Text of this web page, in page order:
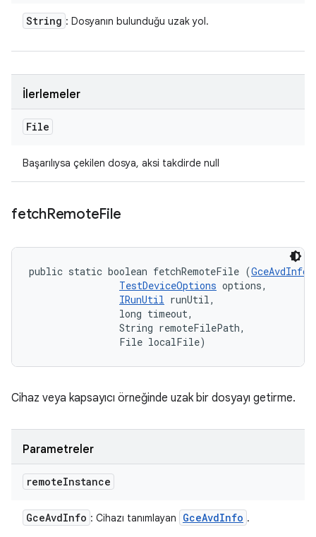
String : Dosyanın bulunduğu uzak yol.
İlerlemeler
File
Başarılıysa çekilen dosya, aksi takdirde null
fetchRemoteFile
public static boolean fetchRemoteFile (GceAvdInfo
TestDeviceOptions options,
IRunUtil runUtil,
                long timeout,
                String remoteFilePath,
                File localFile)
Cihaz veya kapsayıcı örneğinde uzak bir dosyayı getirme.
Parametreler
remoteInstance
GceAvdInfo : Cihazı tanımlayan GceAvdInfo .